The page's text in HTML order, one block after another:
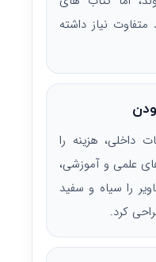
نیاز داشته
داخلی، هزینه را
علمی و آموزشی،
را سیاه و سفید
کرد.